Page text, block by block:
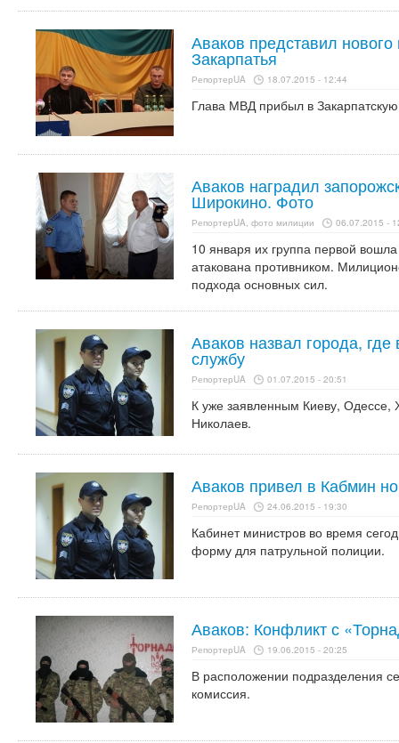
Аваков представил
Закарпатья
РепортерUA 18.07.2015 - 12:44
Глава МВД прибыл в Закарпатскую
Аваков наградил
Широкино. Фото
РепортерUA, фото милиции 06.07.2015 -
10 января их группа первой
атакована противником.
подхода основных сил.
Аваков назвал города,
службу
РепортерUA 01.07.2015 - 20:51
К уже заявленным Киеву, Одессе,
Николаев.
Аваков привел в Кабмин
РепортерUA 24.06.2015 - 19:30
Кабинет министров во время
форму для патрульной полиции.
Аваков: Конфликт с
РепортерUA 19.06.2015 - 20:25
В расположении подразделения
комиссия.